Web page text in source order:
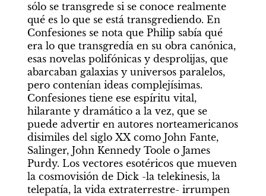
sólo se transgrede si se conoce realmente
qué es lo que se está transgrediendo. En
Confesiones se nota que Philip sabía qué
era lo que transgredía en su obra canónica,
esas novelas polifónicas y desprolijas, que
abarcaban galaxias y universos paralelos,
pero contenían ideas complejísimas.
Confesiones tiene ese espíritu vital,
hilarante y dramático a la vez, que se
puede advertir en autores norteamericanos
disimiles del siglo XX como John Fante,
Salinger, John Kennedy Toole o James
Purdy. Los vectores esotéricos que mueven
la cosmovisión de Dick -la telekinesis, la
telepatía, la vida extraterrestre- irrumpen